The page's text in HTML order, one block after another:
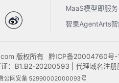
MaaS模型即服务
智果AgentArts智
版权所有 黔ICP备20004760号-
：B1.B2-20200593 | 代理域名注册
公网安备 52990002000093号